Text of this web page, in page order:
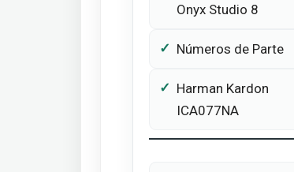
Onyx Studio 8
Números de Parte
Harman Kardon
ICA077NA